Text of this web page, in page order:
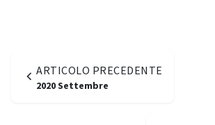
ARTICOLO PRECEDENTE
2020 Settembre